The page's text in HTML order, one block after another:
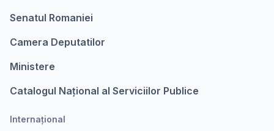
Senatul Romaniei
Camera Deputatilor
Ministere
Catalogul Național al Serviciilor Publice
Internațional